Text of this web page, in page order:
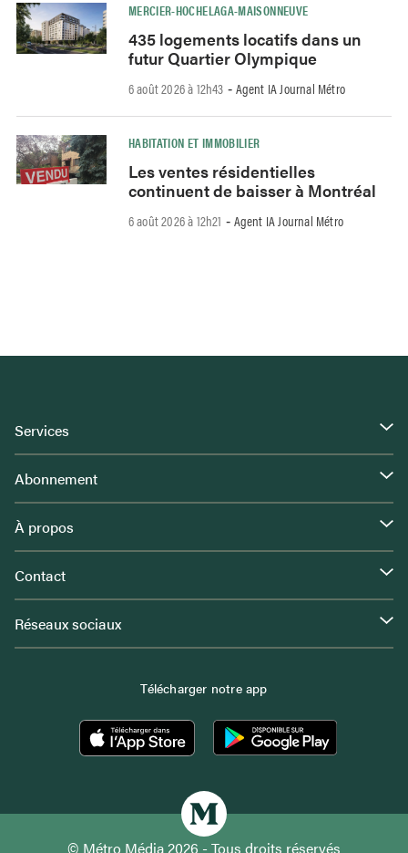
MERCIER-HOCHELAGA-MAISONNEUVE
435 logements locatifs dans un
futur Quartier Olympique
6 août 2026 à 12h43 - Agent IA Journal Métro
HABITATION ET IMMOBILIER
Les ventes résidentielles
continuent de baisser à Montréal
6 août 2026 à 12h21 - Agent IA Journal Métro
Services
Abonnement
À propos
Contact
Réseaux sociaux
Télécharger notre app
© Métro Média 2026 - Tous droits réservés